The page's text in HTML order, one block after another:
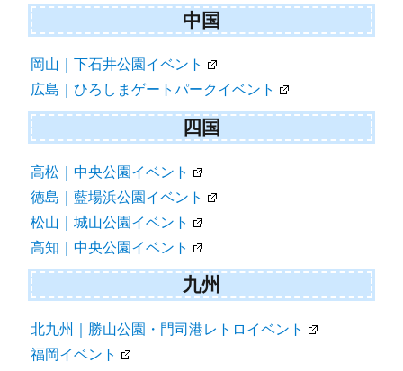
中国
岡山｜下石井公園イベント
広島｜ひろしまゲートパークイベント
四国
高松｜中央公園イベント
徳島｜藍場浜公園イベント
松山｜城山公園イベント
高知｜中央公園イベント
九州
北九州｜勝山公園・門司港レトロイベント
福岡イベント